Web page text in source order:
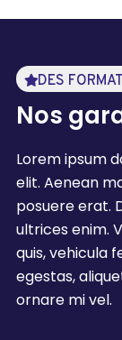
DES
Nos
Lorem ipsum
elit. Aenean
posuere erat.
ultrices enim.
quis, vehicula
egestas,
ornare mi vel.